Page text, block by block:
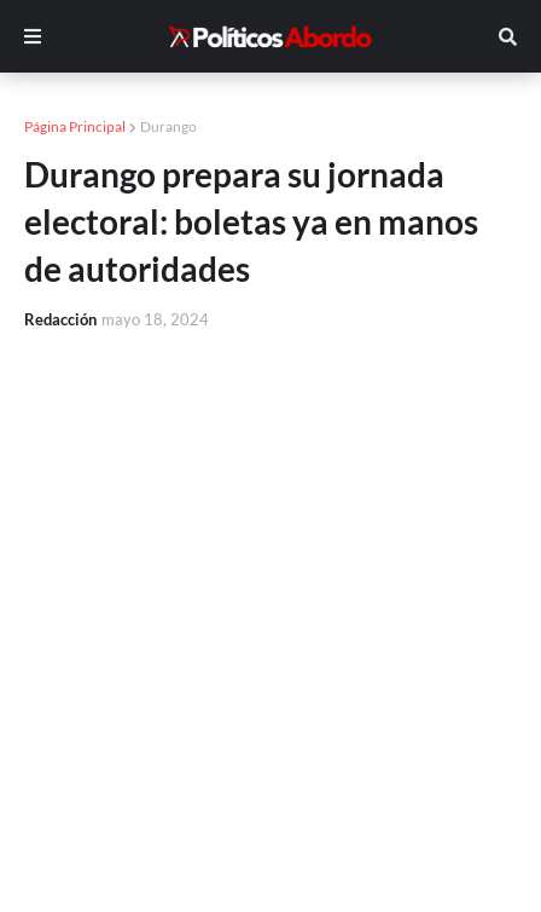
Página Principal Durango
Durango prepara su jornada
electoral: boletas ya en manos
de autoridades
Redacción mayo 18, 2024